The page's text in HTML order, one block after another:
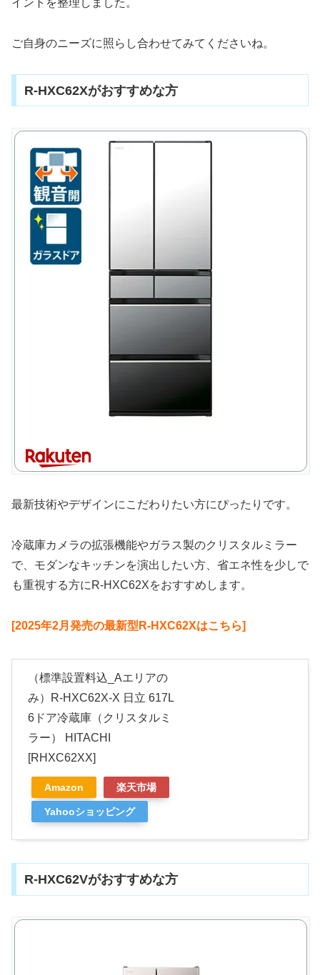
イントを整理しました。
ご自身のニーズに照らし合わせてみてくださいね。
R-HXC62Xがおすすめな方
最新技術やデザインにこだわりたい方にぴったりです。
冷蔵庫カメラの拡張機能やガラス製のクリスタルミラー
で、モダンなキッチンを演出したい方、省エネ性を少しで
も重視する方にR-HXC62Xをおすすめします。
[2025年2月発売の最新型R-HXC62Xはこちら]
（標準設置料込_Aエリアの
み）R-HXC62X-X 日立 617L
6ドア冷蔵庫（クリスタルミ
ラー） HITACHI
[RHXC62XX]
Amazon 楽天市場
Yahooショッピング
R-HXC62Vがおすすめな方